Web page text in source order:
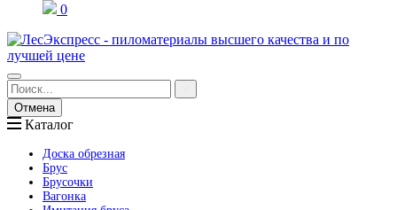
0
Отмена
Каталог
Доска обрезная
Брус
Брусочки
Вагонка